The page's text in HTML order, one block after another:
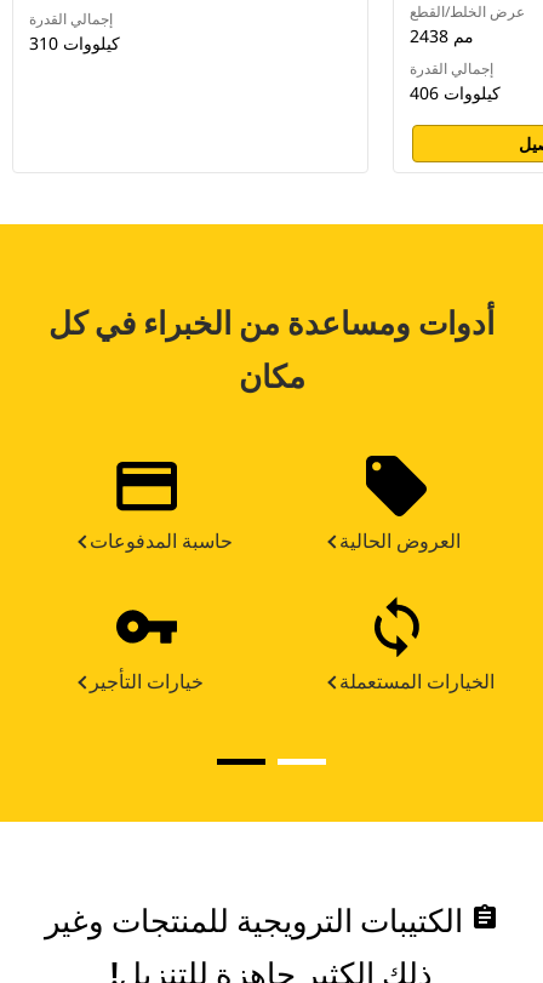
إجمالي القدرة
310 كيلووات
عرض الخلط/القطع
2438 مم
إجمالي القدرة
406 كيلووات
أدوات ومساعدة من الخبراء في كل
مكان
حاسبة المدفوعات العروض الحالية
خيارات التأجير الخيارات المستعملة
assignment الكتيبات الترويجية للمنتجات وغير
ذلك الكثير جاهزة للتنزيل!